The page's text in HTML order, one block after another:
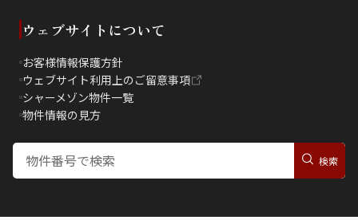
ウェブサイトについて
お客様情報保護方針
ウェブサイト利用上のご留意事項
シャーメゾン物件一覧
物件情報の見方